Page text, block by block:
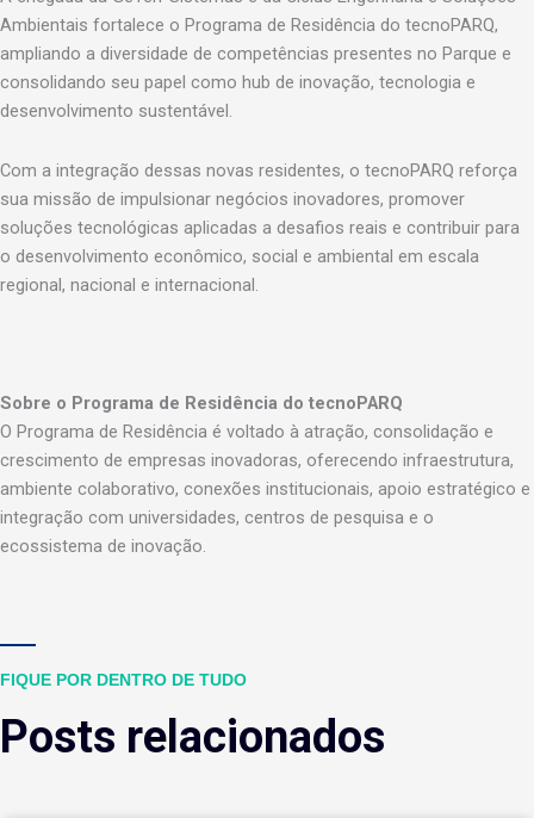
Ambientais fortalece o Programa de Residência do tecnoPARQ,
ampliando a diversidade de competências presentes no Parque e
consolidando seu papel como hub de inovação, tecnologia e
desenvolvimento sustentável.
Com a integração dessas novas residentes, o tecnoPARQ reforça
sua missão de impulsionar negócios inovadores, promover
soluções tecnológicas aplicadas a desafios reais e contribuir para
o desenvolvimento econômico, social e ambiental em escala
regional, nacional e internacional.
Sobre o Programa de Residência do tecnoPARQ
O Programa de Residência é voltado à atração, consolidação e
crescimento de empresas inovadoras, oferecendo infraestrutura,
ambiente colaborativo, conexões institucionais, apoio estratégico e
integração com universidades, centros de pesquisa e o
ecossistema de inovação.
FIQUE POR DENTRO DE TUDO
Posts relacionados